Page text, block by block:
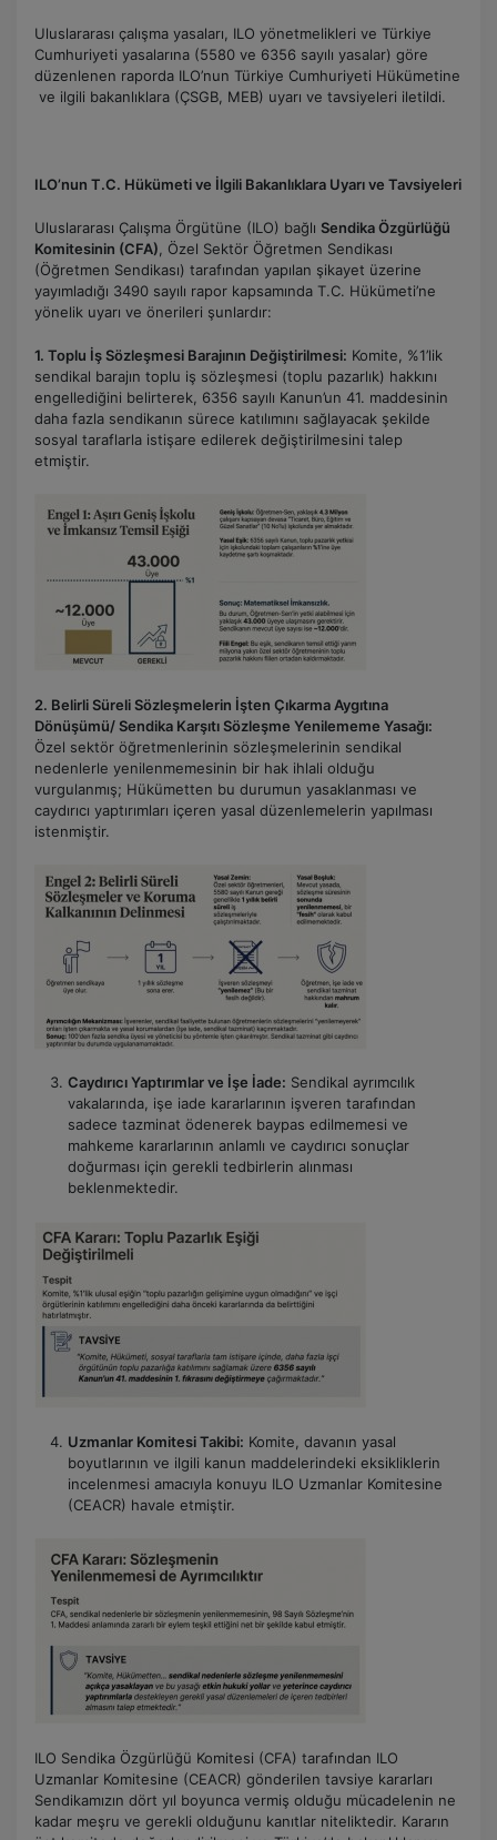
Uluslararası çalışma yasaları, ILO yönetmelikleri ve Türkiye
Cumhuriyeti yasalarına (5580 ve 6356 sayılı yasalar) göre
düzenlenen raporda ILO’nun Türkiye Cumhuriyeti Hükümetine
ve ilgili bakanlıklara (ÇSGB, MEB) uyarı ve tavsiyeleri iletildi.
ILO’nun T.C. Hükümeti ve İlgili Bakanlıklara Uyarı ve Tavsiyeleri
Uluslararası Çalışma Örgütüne (ILO) bağlıSendika Özgürlüğü
Komitesinin (CFA) , Özel Sektör Öğretmen Sendikası
(Öğretmen Sendikası) tarafından yapılan şikayet üzerine
yayımladığı 3490 sayılı rapor kapsamında T.C. Hükümeti’ne
yönelik uyarı ve önerileri şunlardır:
1. Toplu İş Sözleşmesi Barajının Değiştirilmesi: Komite, %1’lik
sendikal barajın toplu iş sözleşmesi (toplu pazarlık) hakkını
engellediğini belirterek, 6356 sayılı Kanun’un 41. maddesinin
daha fazla sendikanın sürece katılımını sağlayacak şekilde
sosyal taraflarla istişare edilerek değiştirilmesini talep
etmiştir.
2. Belirli Süreli Sözleşmelerin İşten Çıkarma Aygıtına
Dönüşümü/ Sendika Karşıtı Sözleşme Yenilememe Yasağı:
Özel sektör öğretmenlerinin sözleşmelerinin sendikal
nedenlerle yenilenmemesinin bir hak ihlali olduğu
vurgulanmış; Hükümetten bu durumun yasaklanması ve
caydırıcı yaptırımları içeren yasal düzenlemelerin yapılması
istenmiştir.
Caydırıcı Yaptırımlar ve İşe İade: Sendikal ayrımcılık
vakalarında, işe iade kararlarının işveren tarafından
sadece tazminat ödenerek baypas edilmemesi ve
mahkeme kararlarının anlamlı ve caydırıcı sonuçlar
doğurması için gerekli tedbirlerin alınması
beklenmektedir.
Uzmanlar Komitesi Takibi: Komite, davanın yasal
boyutlarının ve ilgili kanun maddelerindeki eksikliklerin
incelenmesi amacıyla konuyu ILO Uzmanlar Komitesine
(CEACR) havale etmiştir.
ILO Sendika Özgürlüğü Komitesi (CFA) tarafından ILO
Uzmanlar Komitesine (CEACR) gönderilen tavsiye kararları
Sendikamızın dört yıl boyunca vermiş olduğu mücadelenin ne
kadar meşru ve gerekli olduğunu kanıtlar niteliktedir. Kararın